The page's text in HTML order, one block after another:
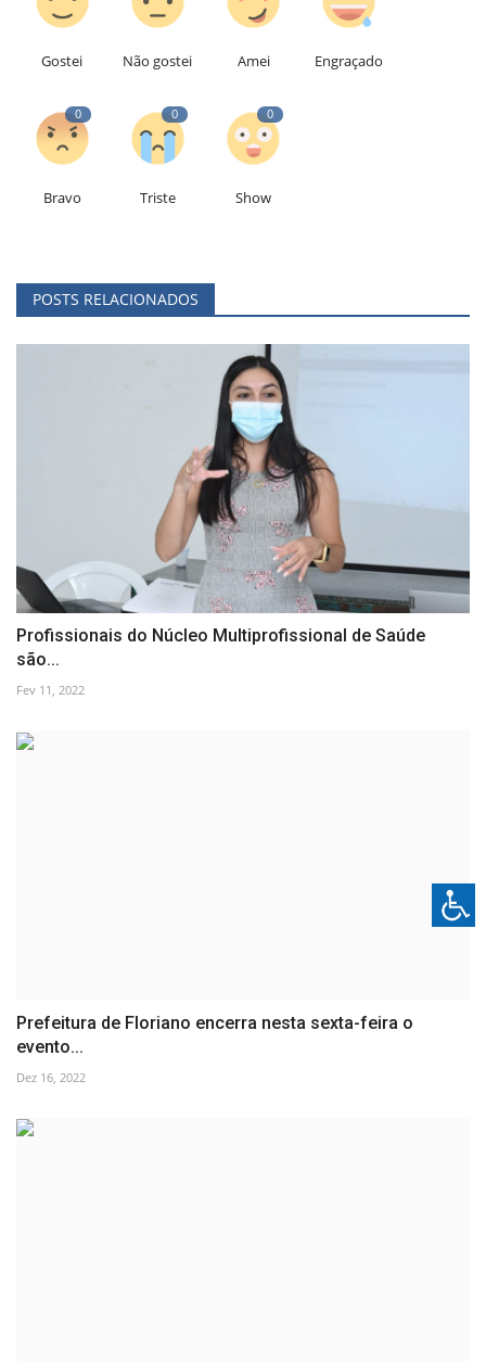
Gostei Não gostei Amei Engraçado
0
Bravo
0
Triste
0
Show
POSTS RELACIONADOS
Profissionais do Núcleo Multiprofissional de Saúde
são...
Fev 11, 2022
Prefeitura de Floriano encerra nesta sexta-feira o
evento...
Dez 16, 2022